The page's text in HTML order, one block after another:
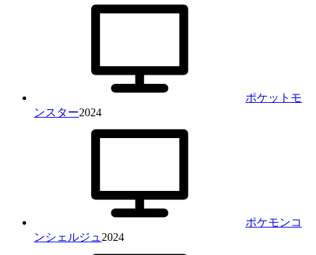
ポケットモ
ンスター2024
ポケモンコ
ンシェルジュ 2024